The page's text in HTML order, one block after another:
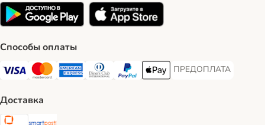
Способы оплаты
Visa Payment Method
Mastercard Payment Method
American Express Payment Method
Diners Club Payment Method
PayPal Payment Method
Apple Pay Payment Method
ПРЕДОПЛАТА
ПРЕДОПЛАТА
Доставка
Omniva Shipping Method
SmartPosti Shipping Method